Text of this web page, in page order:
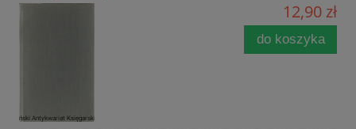
12,90 zł
do koszyka